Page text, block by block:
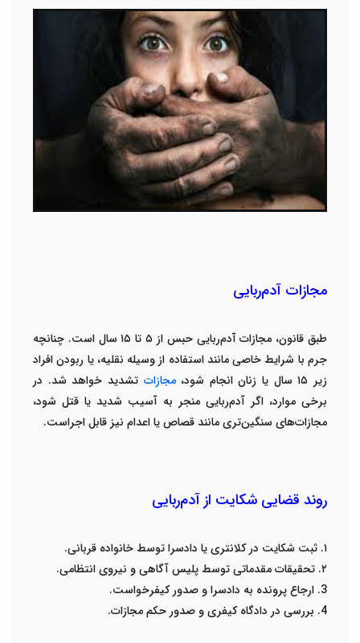
مجازات آدم‌ربایی
طبق قانون، مجازات آدم‌ربایی حبس از ۵ تا ۱۵سال است. چنانچه
جرم با شرایط خاصی مانند استفاده از وسیله نقلیه، یا ربودن افراد
زیر ۱۵سال یا زنان انجام شود،مجازاتتشدید خواهد شد. در
برخی موارد، اگر آدم‌ربایی منجر به آسیب شدید یا قتل شود،
مجازات‌های سنگین‌تری مانند قصاص یا اعدام نیز قابل اجراست.
روند قضایی شکایت از آدم‌ربایی
۱. ثبت شکایت در کلانتری یا دادسرا توسط خانواده قربانی.
۲. تحقیقات مقدماتیتوسط پلیس آگاهی و نیروی انتظامی.
3. ارجاع پرونده به دادسراو صدور کیفرخواست.
4. بررسی در دادگاه کیفریو صدور حکم مجازات.